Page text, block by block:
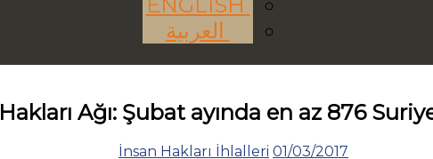
العربية
Ağı: Şubat ayında en az 876
01/03/2017
İnsan Hakları İhlalleri